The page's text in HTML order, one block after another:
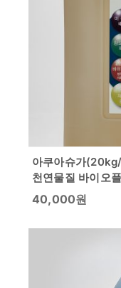
아쿠아슈가
천연물질 바이오
40,000원